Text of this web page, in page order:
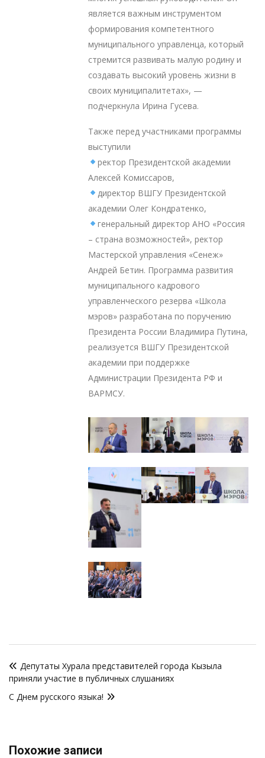
является важным инструментом
формирования компетентного
муниципального управленца, который
стремится развивать малую родину и
создавать высокий уровень жизни в
своих муниципалитетах», —
подчеркнула Ирина Гусева.
Также перед участниками программы
выступили
ректор Президентской академии
Алексей Комиссаров,
директор ВШГУ Президентской
академии Олег Кондратенко,
генеральный директор АНО «Россия
– страна возможностей», ректор
Мастерской управления «Сенеж»
Андрей Бетин. Программа развития
муниципального кадрового
управленческого резерва «Школа
мэров» разработана по поручению
Президента России Владимира Путина,
реализуется ВШГУ Президентской
академии при поддержке
Администрации Президента РФ и
ВАРМСУ.
по
записям
Депутаты Хурала представителей города Кызыла
приняли участие в публичных слушаниях
С Днем русского языка!
Похожие записи